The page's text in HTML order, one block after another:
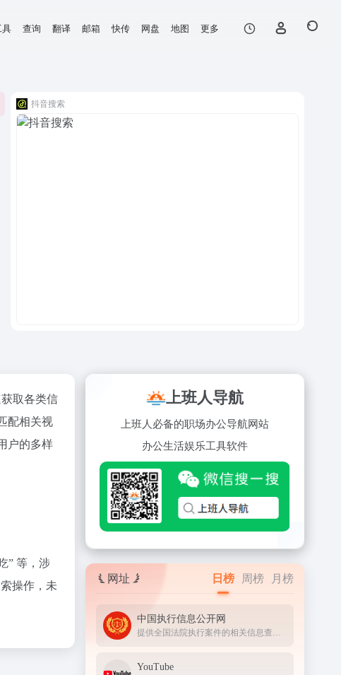
具 查询 翻译 邮箱 快传 网盘 地图 更多
抖音搜索
取各类信
配相关视
户的多样
” 等，涉
操作，未
上班人导航
上班人必备的职场办公导航网站
办公生活娱乐工具软件
网址 日榜 周榜 月榜
中国执行信息公开网
提供全国法院执行案件的相关信息查询服务
YouTube